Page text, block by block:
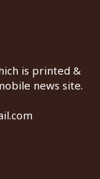
is printed &
news site.